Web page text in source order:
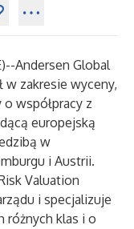
)--Andersen Global
zakresie wyceny,
współpracy z
europejską
w
i Austrii.
Valuation
i specjalizuje
różnych klas i o